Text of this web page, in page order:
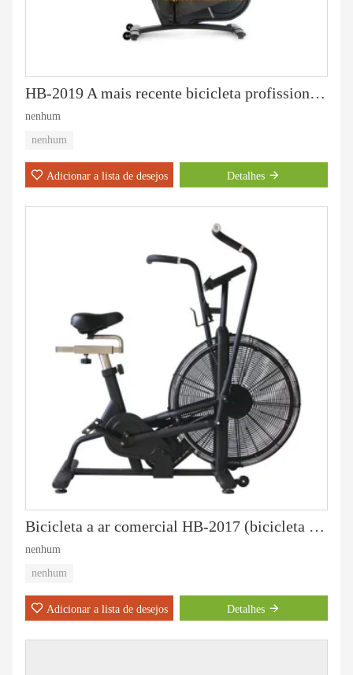
HB-2019 A mais recente bicicleta profissional de spinning
nenhum
nenhum
Adicionar a lista de desejos Detalhes
Bicicleta a ar comercial HB-2017 (bicicleta de assalto)
nenhum
nenhum
Adicionar a lista de desejos Detalhes